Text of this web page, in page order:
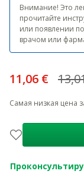
Внимание! Это
прочитайте
или появлении
врачом или
11,06 €
Самая низкая цена